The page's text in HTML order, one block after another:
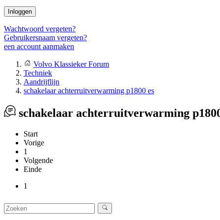
Inloggen
Wachtwoord vergeten?
Gebruikersnaam vergeten?
een account aanmaken
Volvo Klassieker Forum
Techniek
Aandrijflijn
schakelaar achterruitverwarming p1800 es
schakelaar achterruitverwarming
Start
Vorige
1
Volgende
Einde
1